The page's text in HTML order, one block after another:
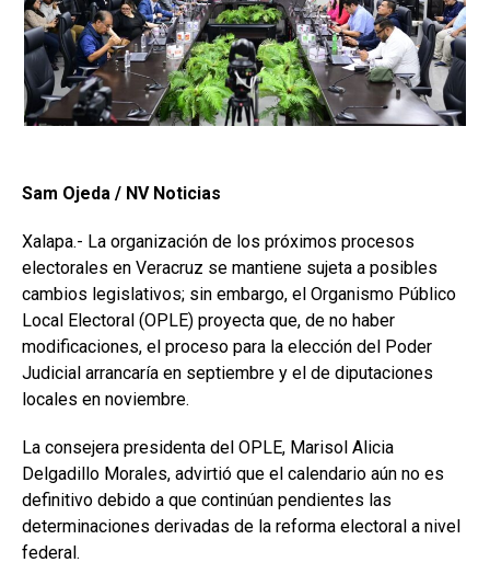
Sam Ojeda / NV Noticias
Xalapa.- La organización de los próximos procesos
electorales en Veracruz se mantiene sujeta a posibles
cambios legislativos; sin embargo, el Organismo Público
Local Electoral (OPLE) proyecta que, de no haber
modificaciones, el proceso para la elección del Poder
Judicial arrancaría en septiembre y el de diputaciones
locales en noviembre.
La consejera presidenta del OPLE, Marisol Alicia
Delgadillo Morales, advirtió que el calendario aún no es
definitivo debido a que continúan pendientes las
determinaciones derivadas de la reforma electoral a nivel
federal.